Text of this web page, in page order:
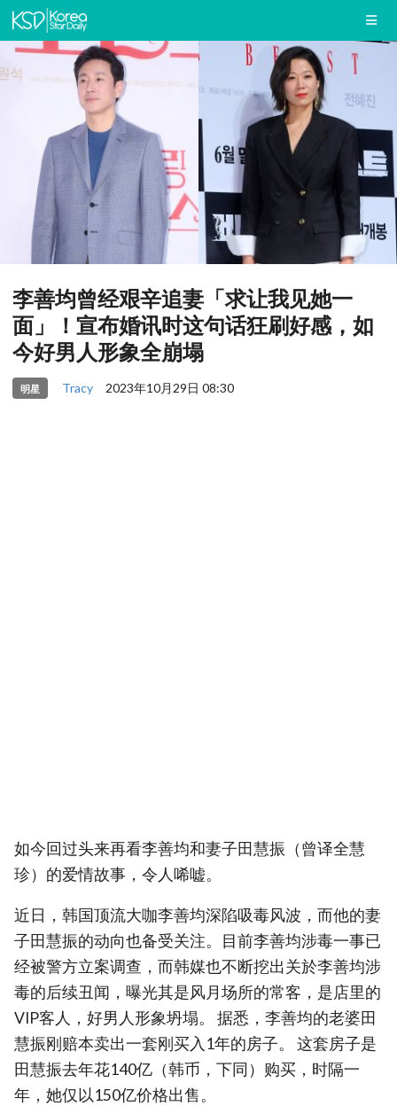
李善均曾经艰辛追妻「求让我见她一
面」！宣布婚讯时这句话狂刷好感，如
今好男人形象全崩塌
明星 Tracy 2023年10月29日 08:30
如今回过头来再看李善均和妻子田慧振（曾译全慧
珍）的爱情故事，令人唏嘘。
近日，韩国顶流大咖李善均深陷吸毒风波，而他的妻
子田慧振的动向也备受关注。目前李善均涉毒一事已
经被警方立案调查，而韩媒也不断挖出关於李善均涉
毒的后续丑闻，曝光其是风月场所的常客，是店里的
VIP客人，好男人形象坍塌。 据悉，李善均的老婆田
慧振刚赔本卖出一套刚买入1年的房子。 这套房子是
田慧振去年花140亿（韩币，下同）购买，时隔一
年，她仅以150亿价格出售。